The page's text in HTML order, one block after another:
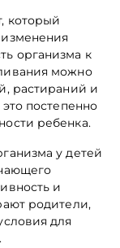
который
организма к
можно
растираний и
постепенно
ребенка.
у детей
и
родители,
для